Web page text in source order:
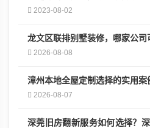
2023-08-02
龙文区联排别墅装修，哪家公司
2026-08-08
漳州本地全屋定制选择的实用案
2026-08-07
深莞旧房翻新服务如何选择？